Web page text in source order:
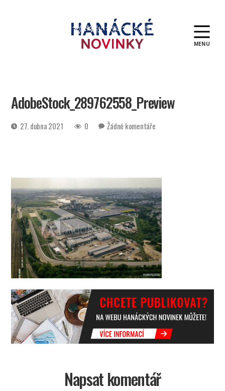
MENU
AdobeStock_289762558_Preview
Datum27. dubna 2021 0 Žádné komentářeu
Napsat komentář